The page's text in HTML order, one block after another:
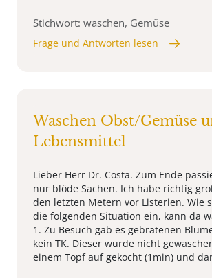
Stichwort: waschen, Gemüse
Frage und Antworten lesen
Waschen Obst/Gemüse
Lebensmittel
Lieber Herr Dr. Costa. Zum Ende
nur blöde Sachen. Ich habe richtig
den letzten Metern vor Listerien. Wie
die folgenden Situation ein, kann da
1. Zu Besuch gab es gebratenen
kein TK. Dieser wurde nicht
einem Topf auf gekocht (1min) und